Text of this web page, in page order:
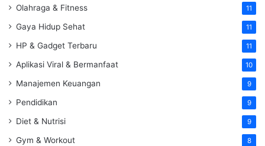
Olahraga & Fitness 11
Gaya Hidup Sehat 11
HP & Gadget Terbaru 11
Aplikasi Viral & Bermanfaat 10
Manajemen Keuangan 9
Pendidikan 9
Diet & Nutrisi 9
Gym & Workout 8